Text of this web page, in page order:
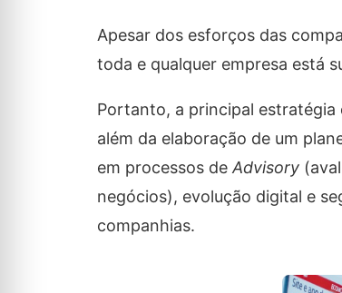
Apesar dos esforços das
toda e qualquer empresa está
Portanto, a principal estratégia
além da elaboração de um
em processos de Advisory
negócios), evolução digital e
companhias.